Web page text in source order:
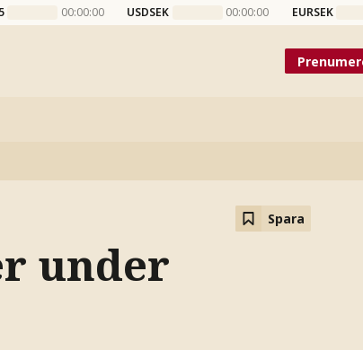
00:00:00 USDSEK 00:00:00 EURSEK
Spara
under